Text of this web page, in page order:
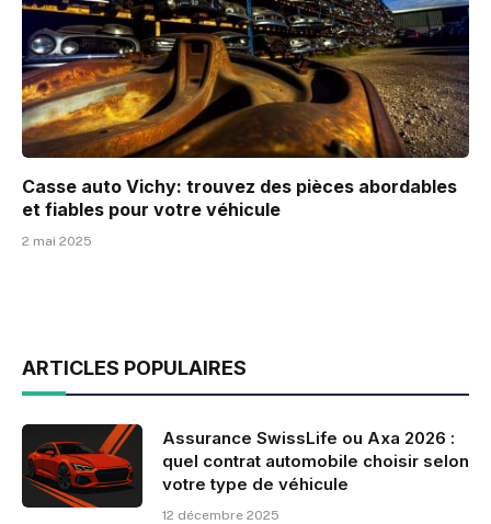
Casse auto Vichy: trouvez des pièces abordables
et fiables pour votre véhicule
2 mai 2025
ARTICLES POPULAIRES
Assurance SwissLife ou Axa 2026 :
quel contrat automobile choisir selon
votre type de véhicule
12 décembre 2025